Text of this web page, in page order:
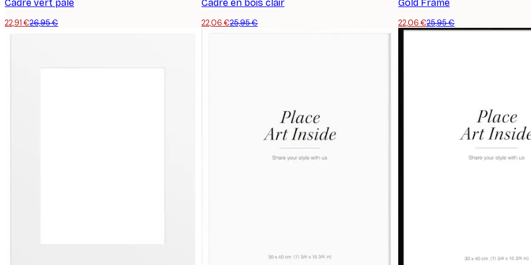
Cadre vert pâle
22,91 €26,95 €
Cadre en bois clair
22,06 €25,95 €
Gold Frame
22,06 €25,95 €